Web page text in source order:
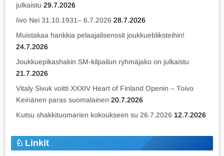
julkaistu 29.7.2026
Iivo Nei 31.10.1931– 6.7.2026 28.7.2026
Muistakaa hankkia pelaajalisenssit joukkuebliksteihin!
24.7.2026
Joukkuepikashakin SM-kilpailun ryhmäjako on julkaistu
21.7.2026
Vitaly Sivuk voitti XXXIV Heart of Finland Openin – Toivo
Keinänen paras suomalainen 20.7.2026
Kutsu shakkituomarien kokoukseen su 26.7.2026 12.7.2026
Linkit